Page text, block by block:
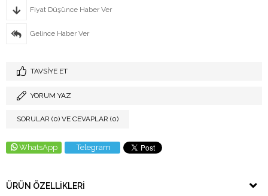
Fiyat Düşünce Haber Ver
Gelince Haber Ver
TAVSIYE ET
YORUM YAZ
SORULAR (0) VE CEVAPLAR (0)
WhatsApp Telegram
ÜRÜN ÖZELLIKLERI